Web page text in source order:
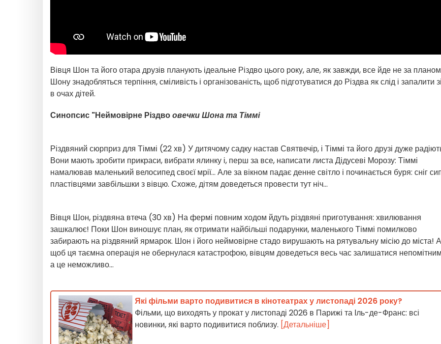
Вівця Шон та його отара друзів планують ідеальне Різдво цього року, але, як завжди, все йде не за
Шону знадобляться терпіння, сміливість і організованість, щоб підготуватися до Різдва як слід і запалити
в очах дітей.
Синопсис "Неймовірне Різдвоовечки Шона та Тіммі
Різдвяний сюрприз для Тіммі (22 хв) У дитячому садку настав Святвечір, і Тіммі та його друзі дуже
Вони мають зробити прикраси, вибрати ялинку і, перш за все, написати листа Дідусеві Морозу: Тіммі
намалював маленький велосипед своєї мрії... Але за вікном падає денне світло і починається буря: сніг
пластівцями завбільшки з вівцю. Схоже, дітям доведеться провести тут ніч...
Вівця Шон, різдвяна втеча (30 хв) На фермі повним ходом йдуть різдвяні приготування: хвилювання
зашкалює! Поки Шон виношує план, як отримати найбільші подарунки, маленького Тіммі помилково
забирають на різдвяний ярмарок. Шон і його неймовірне стадо вирушають на рятувальну місію до міста!
щоб ця таємна операція не обернулася катастрофою, вівцям доведеться весь час залишатися
а це неможливо...
Які фільми варто подивитися в кінотеатрах у листопаді 2026 року?
Фільми, що виходять у прокат у листопаді 2026 в Парижі та Іль-де-Франс: всі
новинки, які варто подивитися поблизу. [Детальніше]